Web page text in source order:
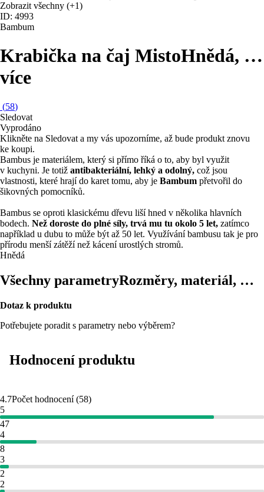
Zobrazit všechny (+1)
ID: 4993
Bambum
Krabička na čaj MistoHnědá, …
více
(58)
Sledovat
Vyprodáno
Klikněte na Sledovat a my vás upozorníme, až bude produkt znovu
ke koupi.
Bambus je materiálem, který si přímo říká o to, aby byl využit
v kuchyni. Je totiž antibakteriální, lehký a odolný, což jsou
vlastnosti, které hrají do karet tomu, aby je Bambum přetvořil do
šikovných pomocníků.
Bambus se oproti klasickému dřevu liší hned v několika hlavních
bodech. Než doroste do plné síly, trvá mu tu okolo 5 let, zatímco
například u dubu to může být až 50 let. Využívání bambusu tak je pro
přírodu menší zátěží než kácení urostlých stromů.
Hnědá
Všechny parametryRozměry, materiál, …
Dotaz k produktu
Potřebujete poradit s parametry nebo výběrem?
Hodnocení produktu
4.7Počet hodnocení(58)
5
47
4
8
3
2
2